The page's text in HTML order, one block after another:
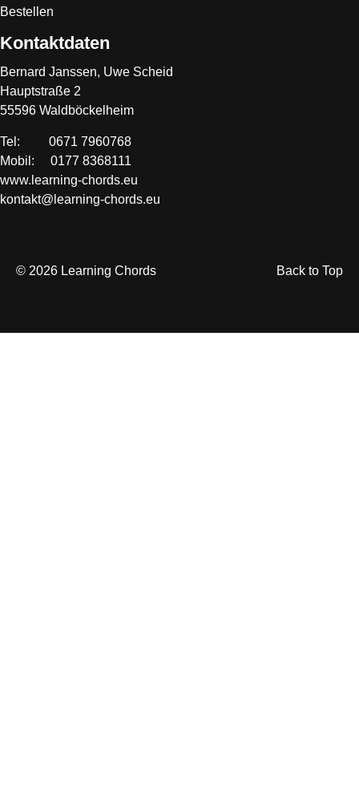
Bestellen
Kontaktdaten
Bernard Janssen, Uwe Scheid
Hauptstraße 2
55596 Waldböckelheim
Tel: 0671 7960768
Mobil: 0177 8368111
www.learning-chords.eu
kontakt@learning-chords.eu
Back to Top
© 2026 Learning Chords